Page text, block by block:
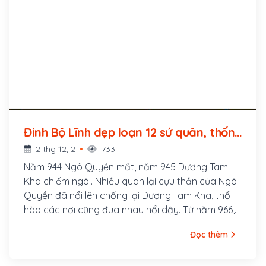
Đinh Bộ Lĩnh dẹp loạn 12 sứ quân, thống
2 thg 12, 2 733
Năm 944 Ngô Quyền mất, năm 945 Dương Tam
Kha chiếm ngôi. Nhiều quan lại cựu thần của Ngô
Quyền đã nổi lên chống lại Dương Tam Kha, thổ
hào các nơi cũng đua nhau nổi dậy. Từ năm 966,
phương. Trong hoàn cảnh nói trên, Đinh Bộ Lĩnh
Đọc thêm